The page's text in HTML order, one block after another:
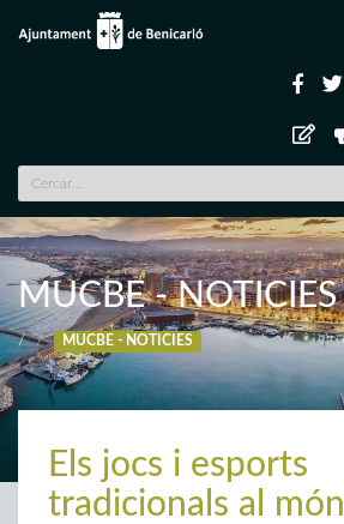
MUCBE - NOTICIES
/ MUCBE - NOTICIES
Els jocs i esports
tradicionals al món